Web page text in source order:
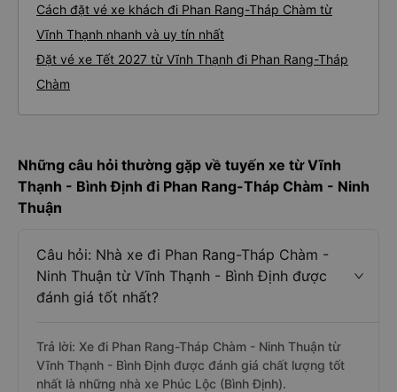
Cách đặt vé xe khách đi Phan Rang-Tháp Chàm từ
Vĩnh Thạnh nhanh và uy tín nhất
Đặt vé xe Tết 2027 từ Vĩnh Thạnh đi Phan Rang-Tháp
Chàm
Những câu hỏi thường gặp về tuyến xe từ Vĩnh
Thạnh - Bình Định đi Phan Rang-Tháp Chàm - Ninh
Thuận
Câu hỏi: Nhà xe đi Phan Rang-Tháp Chàm -
Ninh Thuận từ Vĩnh Thạnh - Bình Định được
đánh giá tốt nhất?
Trả lời: Xe đi Phan Rang-Tháp Chàm - Ninh Thuận từ
Vĩnh Thạnh - Bình Định được đánh giá chất lượng tốt
nhất là những nhà xe Phúc Lộc (Bình Định).